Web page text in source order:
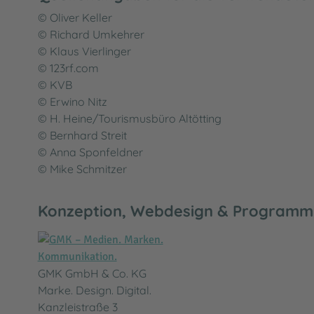
© Oliver Keller
© Richard Umkehrer
© Klaus Vierlinger
© 123rf.com
© KVB
© Erwino Nitz
© H. Heine/Tourismusbüro Altötting
© Bernhard Streit
© Anna Sponfeldner
© Mike Schmitzer
Konzeption, Webdesign &
GMK GmbH & Co. KG
Marke. Design. Digital.
Kanzleistraße 3